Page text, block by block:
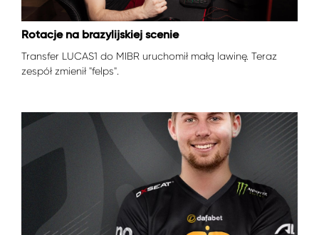
Rotacje na brazylijskiej scenie
Transfer LUCAS1 do MIBR uruchomił małą lawinę. Teraz
zespół zmienił "felps".